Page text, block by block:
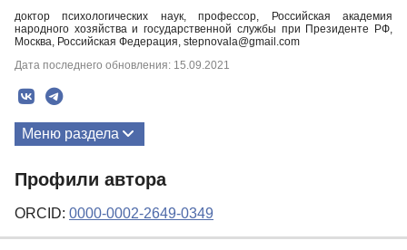
доктор психологических наук, профессор, Российская академия
народного хозяйства и государственной службы при Президенте РФ,
Москва, Российская Федерация, stepnovala@gmail.com
Дата последнего обновления: 15.09.2021
Меню раздела
Публикации
Профили автора
ORCID: 0000-0002-2649-0349